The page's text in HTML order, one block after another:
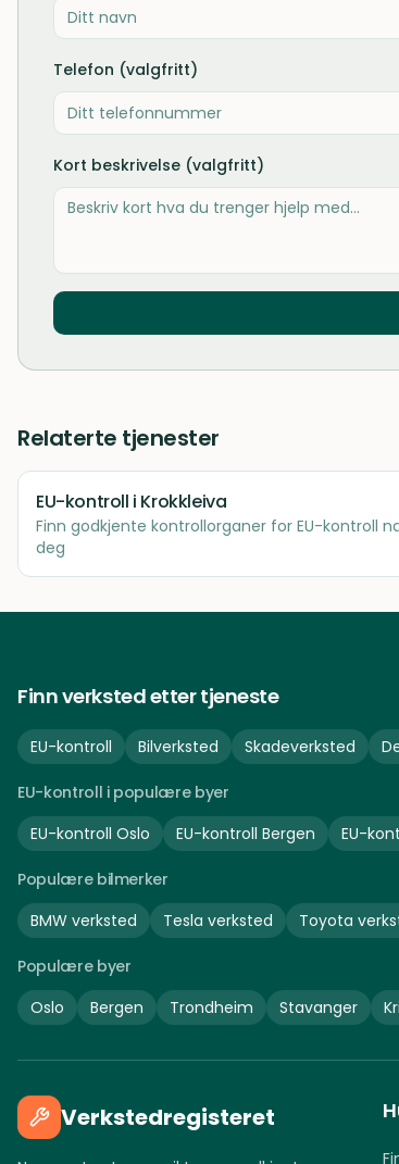
Telefon (valgfritt)
Kort beskrivelse (valgfritt)
Relaterte tjenester
EU-kontroll i Krokkleiva
Finn godkjente kontrollorganer for EU-kontroll
deg
Finn verksted etter tjeneste
EU-kontroll Bilverksted Skadeverksted
EU-kontroll i populære byer
EU-kontroll Oslo EU-kontroll Bergen EU-
Populære bilmerker
BMW verksted Tesla verksted Toyota
Populære byer
Oslo
Bergen Trondheim Stavanger
Verkstedregisteret